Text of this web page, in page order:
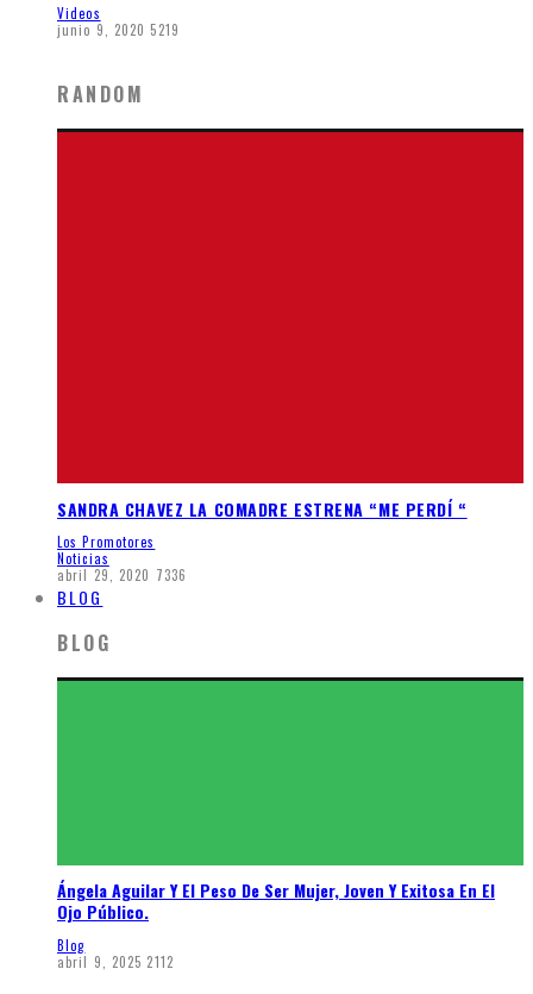
Videos
junio 9, 2020 5219
RANDOM
SANDRA CHAVEZ LA COMADRE ESTRENA “ME PERDÍ “
Los Promotores
Noticias
abril 29, 2020 7336
BLOG
BLOG
Ángela Aguilar Y El Peso De Ser Mujer, Joven Y Exitosa En El
Ojo Público.
Blog
abril 9, 2025 2112